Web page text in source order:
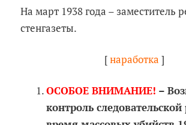
На март 1938 года – заместитель
стенгазеты.
[наработка ]
ОСОБОЕ ВНИМАНИЕ! –
контроль